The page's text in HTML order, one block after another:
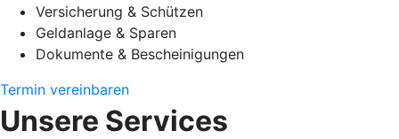
Versicherung & Schützen
Geldanlage & Sparen
Dokumente & Bescheinigungen
Termin vereinbaren
Unsere Services